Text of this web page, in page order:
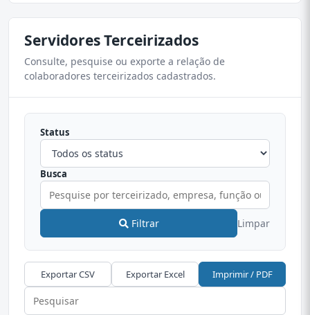
Servidores Terceirizados
Consulte, pesquise ou exporte a relação de
colaboradores terceirizados cadastrados.
Status
Busca
Filtrar Limpar
Exportar CSV Exportar Excel Imprimir / PDF